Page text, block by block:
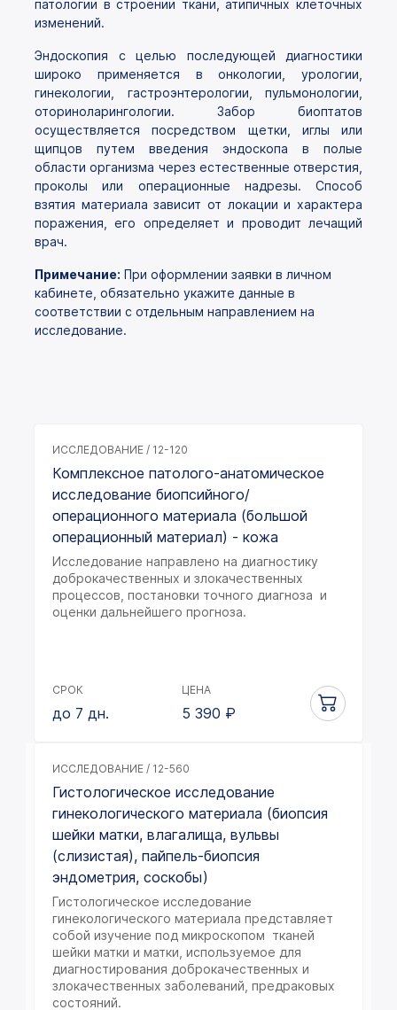
патологии в строении ткани, атипичных клеточных
изменений.
Эндоскопия с целью последующей диагностики
широко применяется в онкологии, урологии,
гинекологии, гастроэнтерологии, пульмонологии,
оториноларингологии. Забор биоптатов
осуществляется посредством щетки, иглы или
щипцов путем введения эндоскопа в полые
области организма через естественные отверстия,
проколы или операционные надрезы. Способ
взятия материала зависит от локации и характера
поражения, его определяет и проводит лечащий
врач.
Примечание: При оформлении заявки в личном
кабинете, обязательно укажите данные в
соответствии с отдельным направлением на
исследование.
ИССЛЕДОВАНИЕ / 12-120
Комплексное патолого-анатомическое
исследование биопсийного/
операционного материала (большой
операционный материал) - кожа
Исследование направлено на диагностику
доброкачественных и злокачественных
процессов, постановки точного диагноза и
оценки дальнейшего прогноза.
СРОК
до 7 дн.
ЦЕНА
5 390 ₽
ИССЛЕДОВАНИЕ / 12-560
Гистологическое исследование
гинекологического материала (биопсия
шейки матки, влагалища, вульвы
(слизистая), пайпель-биопсия
эндометрия, соскобы)
Гистологическое исследование
гинекологического материала представляет
собой изучение под микроскопом тканей
шейки матки и матки, используемое для
диагностирования доброкачественных и
злокачественных заболеваний, предраковых
состояний.